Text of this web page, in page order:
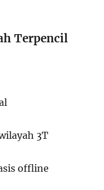
Terpencil
3T
offline